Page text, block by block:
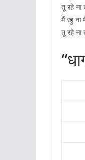
तू रहे ना
मैं रहु ना
तू रहे ना